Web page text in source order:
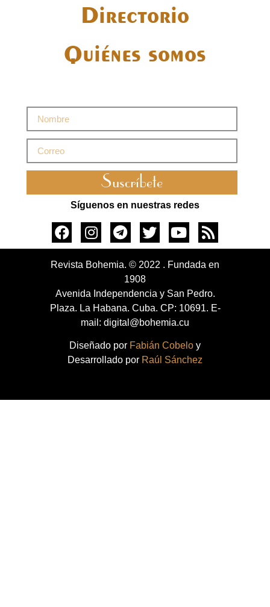
Directorio
Quiénes somos
Suscríbete
Síguenos en nuestras redes
Revista Bohemia. © 2022 . Fundada en
1908
Avenida Independencia y San Pedro.
Plaza. La Habana. Cuba. CP: 10691. E-
mail: digital@bohemia.cu
Diseñado por Fabián Cobelo y
Desarrollado por Raúl Sánchez